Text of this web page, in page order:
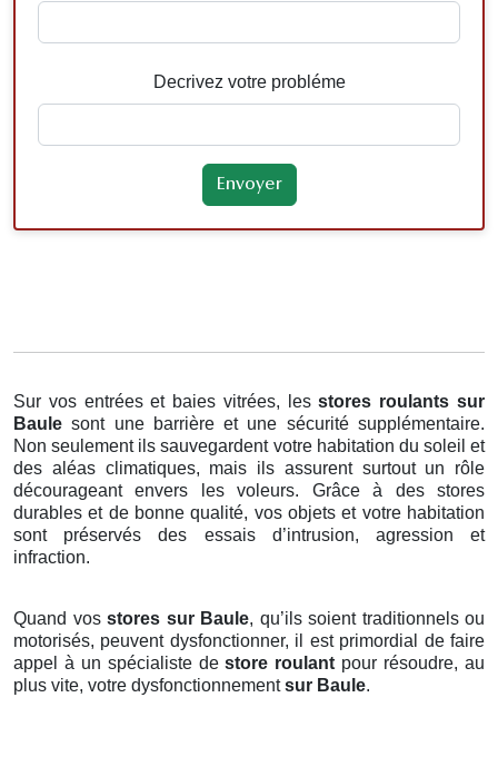
Decrivez votre probléme
Sur vos entrées et baies vitrées, lesstores roulants sur
Baulesont une barrière et une sécurité supplémentaire.
Non seulement ils sauvegardent votre habitation du soleil et
des aléas climatiques, mais ils assurent surtout un rôle
décourageant envers les voleurs. Grâce à des stores
durables et de bonne qualité, vos objets et votre habitation
sont préservés des essais d’intrusion, agression et
infraction.
Quand vos stores sur Baule, qu’ils soient traditionnels ou
motorisés, peuvent dysfonctionner, il est primordial de faire
appel à un spécialiste destore roulantpour résoudre, au
plus vite, votre dysfonctionnementsur Baule.